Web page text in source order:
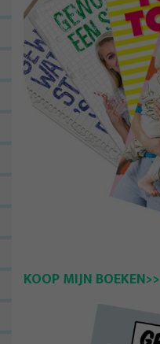
KOOP MIJN BOEKEN>>